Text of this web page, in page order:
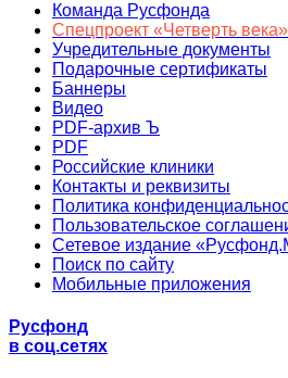
Команда Русфонда
Спецпроект «Четверть века»
Учредительные документы
Подарочные сертификаты
Баннеры
Видео
PDF-архив Ъ
PDF
Российские клиники
Контакты и реквизиты
Политика
Пользовательское
Сетевое издание
Поиск по сайту
Мобильные приложения
Русфонд
в соц.сетях